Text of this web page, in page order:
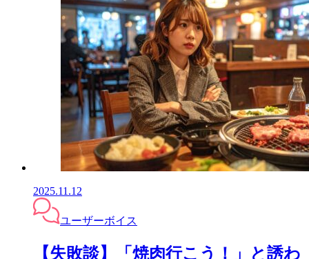
2025.11.12
ユーザーボイス
【失敗談】「焼肉行こう！」と誘わ